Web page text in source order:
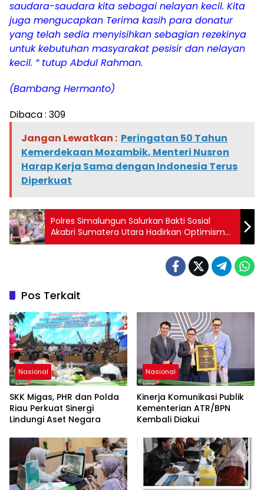
saudara-saudara kita sebagai nelayan kecil. Kita
juga mengucapkan Terima kasih para donatur
yang telah sedia menyisihkan sebagian rezekinya
untuk kebutuhan masyarakat pesisir dan nelayan
kecil. ” tutup Abdul Rahman.
(Bambang Hermanto)
Dibaca : 309
Jangan Lewatkan : Peringatan 50 Tahun
Kemerdekaan Mozambik, Menteri Nusron
Harap Kerja Sama dengan Indonesia Terus
Diperkuat
Polres Simalungun Salurkan Bakti Sosial
Akabri Sumatera Utara Hadirkan Optimisme
bagi Korban Banjir Bandang Haranggaol
Pos Terkait
Nasional
SKK Migas, PHR dan Polda
Riau Perkuat Sinergi
Lindungi Aset Negara
Nasional
Kinerja Komunikasi Publik
Kementerian ATR/BPN
Kembali Diakui